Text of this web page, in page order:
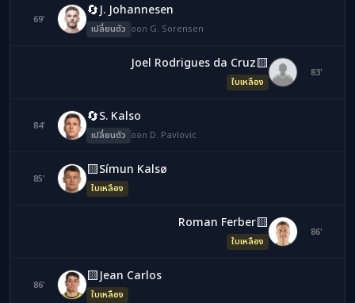
69' GS 🔄J. Johannesen
เปลี่ยนตัว ออก G. Sorensen
83'
JR
Joel Rodrigues da Cruz🟨
ใบเหลือง
84' DP 🔄S. Kalso
เปลี่ยนตัว ออก D. Pavlovic
85' SK 🟨Símun Kalsø
ใบเหลือง
86'
RF
Roman Ferber🟨
ใบเหลือง
86' JC 🟨Jean Carlos
ใบเหลือง